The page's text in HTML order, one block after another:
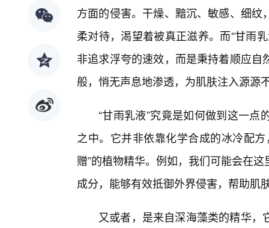
方面的侵害。干燥、黯沉、敏感、细
柔对待，渴望着被真正滋养。而“甘雨
非追求浮夸的速效，而是秉持着顺应
般，悄无声息地渗透，为肌肤注入源源
“甘雨乳液”究竟是如何做到这一
之中。它并非依靠化学合成的冰冷配
赠”的植物精华。例如，我们可能会在
成分，能够有效抵御外界侵害，帮助肌
又或者，是来自深海藻类的精华